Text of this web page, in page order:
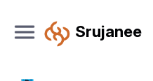
Srujanee